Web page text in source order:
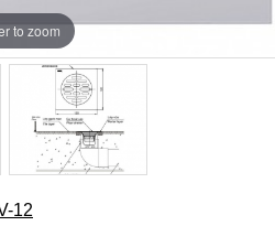
to zoom
to zoom
12